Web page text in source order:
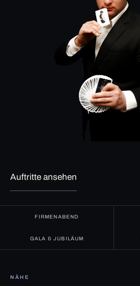
Auftritte ansehen
FIRMENABEND
GALA & JUBILÄUM
NÄHE